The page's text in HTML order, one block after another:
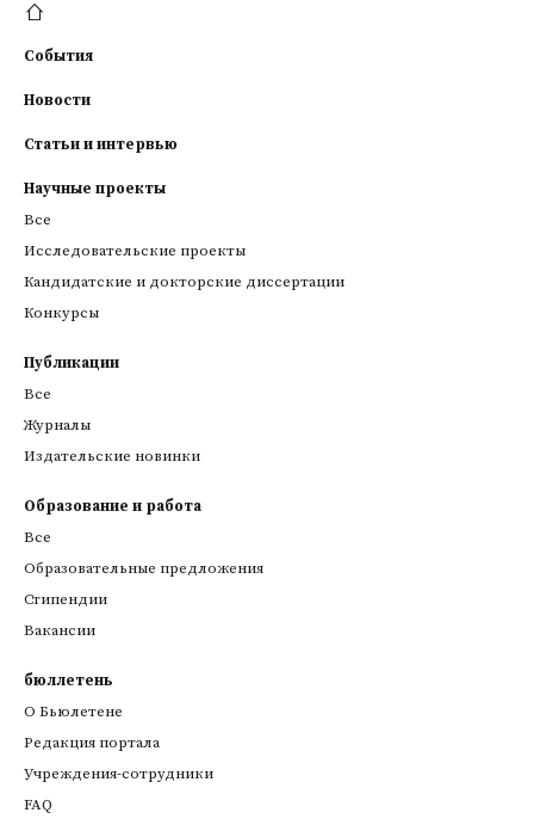
События
Новости
Статьи и интервью
Научные проекты
Все
Исследовательские проекты
Кандидатские и докторские диссертации
Конкурсы
Публикации
Все
Журналы
Издательские новинки
Образование и работа
Все
Образовательные предложения
Стипендии
Вакансии
бюллетень
О Бьюлетене
Редакция портала
Учреждения-сотрудники
FAQ